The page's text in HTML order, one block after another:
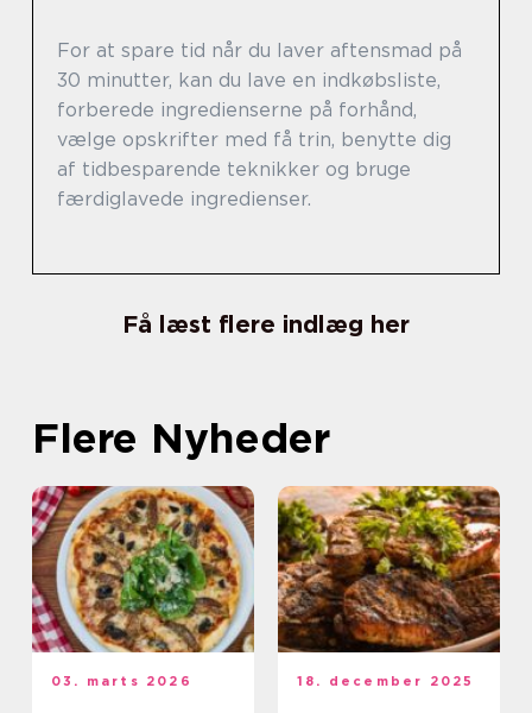
For at spare tid når du laver aftensmad på
30 minutter, kan du lave en indkøbsliste,
forberede ingredienserne på forhånd,
vælge opskrifter med få trin, benytte dig
af tidbesparende teknikker og bruge
færdiglavede ingredienser.
Få læst flere indlæg her
Flere Nyheder
03. marts 2026 18. december 2025